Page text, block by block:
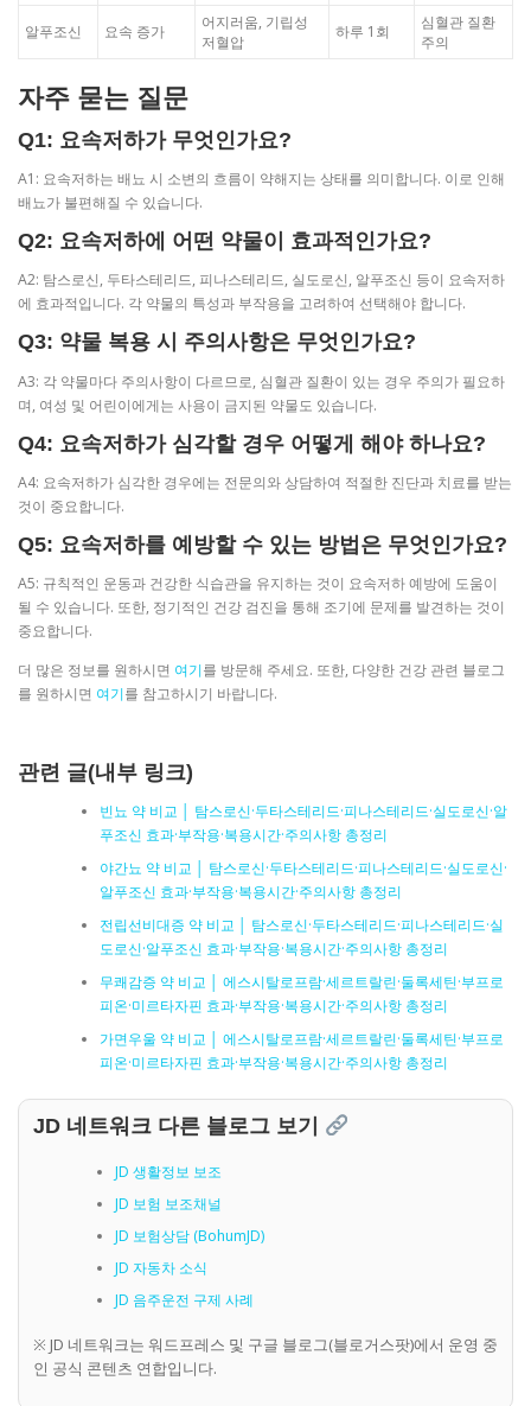
알푸조신 요속 증가
어지러움, 기립성
저혈압
하루 1회
심혈관 질환
주의
자주 묻는 질문
Q1: 요속저하가 무엇인가요?
A1: 요속저하는 배뇨 시 소변의 흐름이 약해지는 상태를 의미합니다. 이로 인해
배뇨가 불편해질 수 있습니다.
Q2: 요속저하에 어떤 약물이 효과적인가요?
A2: 탐스로신, 두타스테리드, 피나스테리드, 실도로신, 알푸조신 등이 요속저하
에 효과적입니다. 각 약물의 특성과 부작용을 고려하여 선택해야 합니다.
Q3: 약물 복용 시 주의사항은 무엇인가요?
A3: 각 약물마다 주의사항이 다르므로, 심혈관 질환이 있는 경우 주의가 필요하
며, 여성 및 어린이에게는 사용이 금지된 약물도 있습니다.
Q4: 요속저하가 심각할 경우 어떻게 해야 하나요?
A4: 요속저하가 심각한 경우에는 전문의와 상담하여 적절한 진단과 치료를 받는
것이 중요합니다.
Q5: 요속저하를 예방할 수 있는 방법은 무엇인가요?
A5: 규칙적인 운동과 건강한 식습관을 유지하는 것이 요속저하 예방에 도움이
될 수 있습니다. 또한, 정기적인 건강 검진을 통해 조기에 문제를 발견하는 것이
중요합니다.
더 많은 정보를 원하시면 여기를 방문해 주세요. 또한, 다양한 건강 관련 블로그
를 원하시면 여기를 참고하시기 바랍니다.
관련 글(내부 링크)
빈뇨 약 비교 │ 탐스로신·두타스테리드·피나스테리드·실도로신·알
푸조신 효과·부작용·복용시간·주의사항 총정리
야간뇨 약 비교 │ 탐스로신·두타스테리드·피나스테리드·실도로신·
알푸조신 효과·부작용·복용시간·주의사항 총정리
전립선비대증 약 비교 │ 탐스로신·두타스테리드·피나스테리드·실
도로신·알푸조신 효과·부작용·복용시간·주의사항 총정리
무쾌감증 약 비교 │ 에스시탈로프람·세르트랄린·둘록세틴·부프로
피온·미르타자핀 효과·부작용·복용시간·주의사항 총정리
가면우울 약 비교 │ 에스시탈로프람·세르트랄린·둘록세틴·부프로
피온·미르타자핀 효과·부작용·복용시간·주의사항 총정리
JD 네트워크 다른 블로그 보기
JD 생활정보 보조
JD 보험 보조채널
JD 보험상담 (BohumJD)
JD 자동차 소식
JD 음주운전 구제 사례
※ JD 네트워크는 워드프레스 및 구글 블로그(블로거스팟)에서 운영 중
인 공식 콘텐츠 연합입니다.